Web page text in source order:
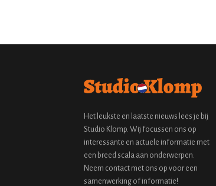
Het leukste en laatste nieuws lees je bij
Studio Klomp. Wij focussen ons op
interessante en actuele informatie met
een breed scala aan onderwerpen.
Neem contact met ons op voor een
samenwerking of informatie!